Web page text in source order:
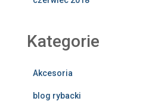
Kategorie
Akcesoria
blog rybacki